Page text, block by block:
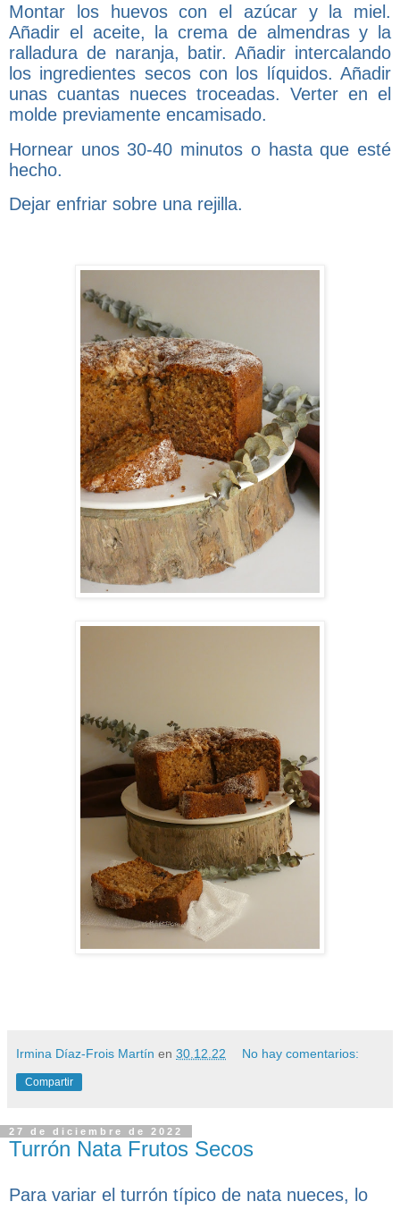
Montar los huevos con el azúcar y la miel.
Añadir el aceite, la crema de almendras y la
ralladura de naranja, batir. Añadir intercalando
los ingredientes secos con los líquidos. Añadir
unas cuantas nueces troceadas. Verter en el
molde previamente encamisado.
Hornear unos 30-40 minutos o hasta que esté
hecho.
Dejar enfriar sobre una rejilla.
Irmina Díaz-Frois Martín en 30.12.22 No hay comentarios:
Compartir
27 de diciembre de 2022
Turrón Nata Frutos Secos
Para variar el turrón típico de nata nueces, lo